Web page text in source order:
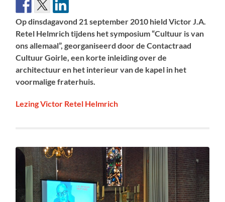
Op dinsdagavond 21 september 2010 hield Victor J.A.
Retel Helmrich tijdens het symposium “Cultuur is van
ons allemaal”, georganiseerd door de Contactraad
Cultuur Goirle, een korte inleiding over de
architectuur en het interieur van de kapel in het
voormalige fraterhuis.
Lezing Victor Retel Helmrich